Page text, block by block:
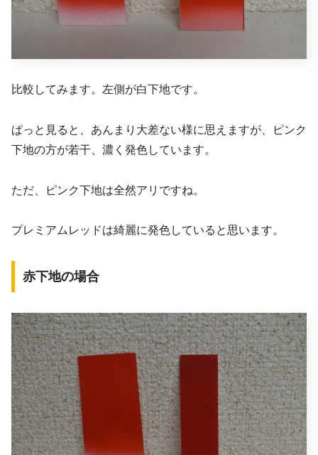
比較してみます。左側が白下地です。
ぱっと見ると、あんまり大差ない様に思えますが、ピンク
下地の方が若干、濃く発色しています。
ただ、ピンク下地は全然アリですね。
プレミアムレッドは綺麗に発色していると思います。
赤下地の場合